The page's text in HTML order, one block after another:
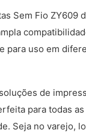
Sem Fio
para uso em
de
para todas
Seja no varejo,